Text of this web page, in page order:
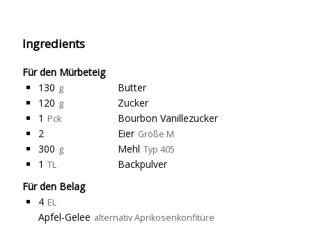
Ingredients
Für den Mürbeteig
130 g
Butter
120 g
Zucker
1 Pck
Bourbon Vanillezucker
2
Eier Größe M
300 g Mehl Typ 405
1 TL
Backpulver
Für den Belag
4 EL
Apfel-Gelee alternativ Aprikosenkonfitüre